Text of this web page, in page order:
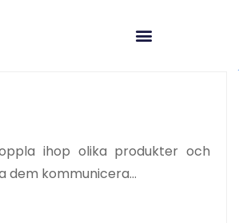
ihop olika produkter och
dem kommunicera…